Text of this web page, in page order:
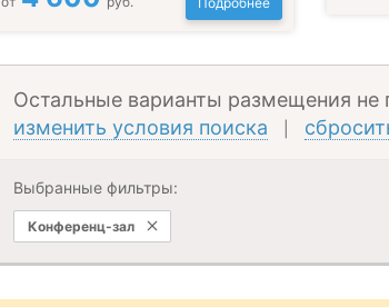
Остальные варианты размещения не
изменить условия поиска
Выбранные фильтры:
Конференц-зал